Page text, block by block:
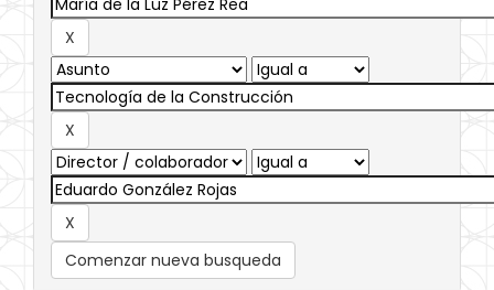
Comenzar nueva busqueda